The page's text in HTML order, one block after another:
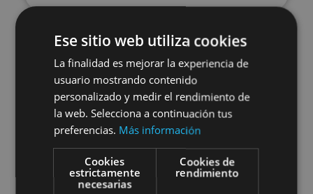
Visita guiada al Palacio Real de
01 ENE - 31 DIC
Visita guiada al Palacio Real
Ese sitio web utiliza cookies
La finalidad es mejorar la experiencia de
usuario mostrando contenido
personalizado y medir el rendimiento de
la web. Selecciona a continuación tus
preferencias. Más información
Cookies
estrictamente
necesarias
Cookies de
rendimiento